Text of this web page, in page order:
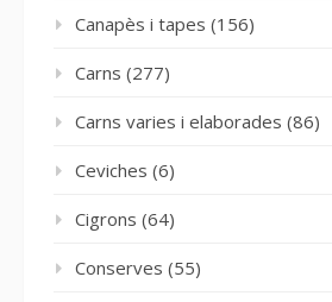
Canapès i tapes (156)
Carns (277)
Carns varies i elaborades (86)
Ceviches (6)
Cigrons (64)
Conserves (55)